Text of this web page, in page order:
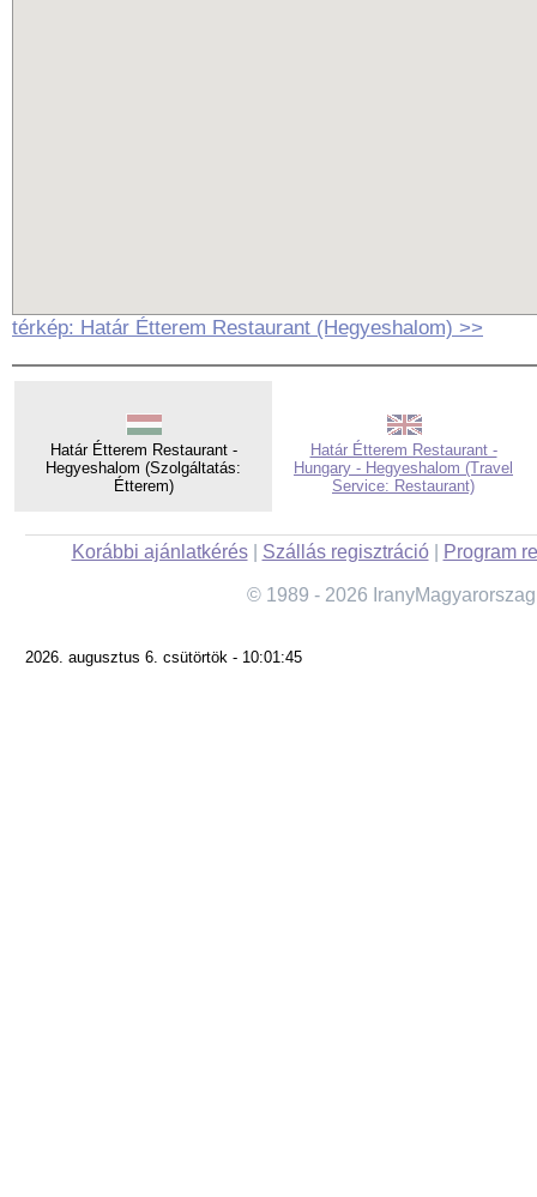
térkép: Határ Étterem Restaurant (Hegyeshalom) >>
Határ Étterem Restaurant -
Hegyeshalom (Szolgáltatás:
Étterem)
Határ Étterem Restaurant -
Hungary - Hegyeshalom (Travel
Service: Restaurant)
Korábbi ajánlatkérés| Szállás regisztráció| Program
© 1989 - 2026
2026. augusztus 6. csütörtök - 10:01:45